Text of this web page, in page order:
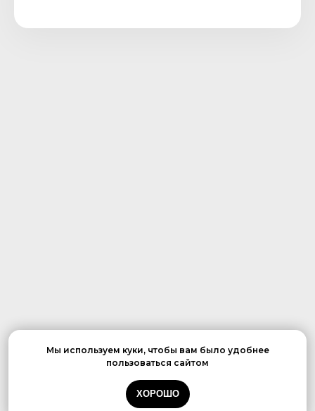
Мы используем куки, чтобы вам было удобнее
пользоваться сайтом
ХОРОШО